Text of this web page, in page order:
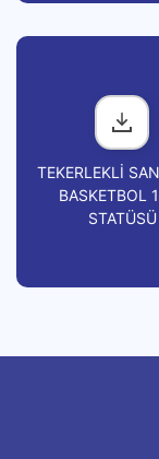
TEKERLEKLİ
BASKETBOL
STATÜSÜ